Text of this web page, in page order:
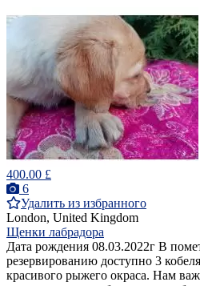
400.00 £
6
Удалить из избранного
London, United Kingdom
Щенки лабрадора
Дата рождения 08.03.2022г В
резервированию доступно 3
красивого рыжего окраса. Нам